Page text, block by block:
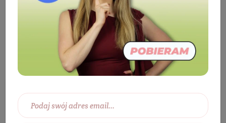
Dla mężczyzn
Wybierz zakres cen: